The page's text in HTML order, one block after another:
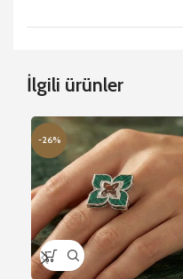
İlgili ürünler
-26%